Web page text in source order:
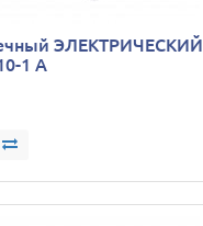
ЭЛЕКТРИЧЕСКИЙ
1 А